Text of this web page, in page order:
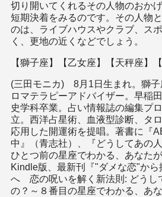
切り開いてくれるその人物のおか
短期決着をみるのです。その人物
のは、ライブハウスやクラブ、ス
く、更地の近くなどでしょう。
【獅子座】【乙女座】【天秤座】
(三田モニカ) 8月1日生まれ。獅子
ロマテラピーアドバイザー。早稲
史学科卒業。占い情報誌の編集プ
立。西洋占星術、血液型診断、タ
応用した開運術を提唱。著書に『
中』（青志社）、『どうしてあの
ひとつ前の星座でわかる、あなた
Kindle版、最新刊『"ダメな恋"から
へ 恋の呪いを解く新法則: どうし
の？～８番目の星座でわかる、あ